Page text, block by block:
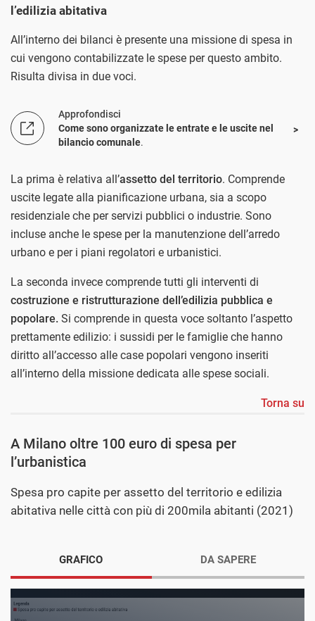
l’edilizia abitativa
All’interno dei bilanci è presente una missione di spesa in
cui vengono contabilizzate le spese per questo ambito.
Risulta divisa in due voci.
Approfondisci
Come sono organizzate le entrate e le uscite nel
bilancio comunale.
La prima è relativa all’assetto del territorio. Comprende
uscite legate alla pianificazione urbana, sia a scopo
residenziale che per servizi pubblici o industrie. Sono
incluse anche le spese per la manutenzione dell’arredo
urbano e per i piani regolatori e urbanistici.
La seconda invece comprende tutti gli interventi di
costruzione e ristrutturazione dell’edilizia pubblica e
popolare. Si comprende in questa voce soltanto l’aspetto
prettamente edilizio: i sussidi per le famiglie che hanno
diritto all’accesso alle case popolari vengono inseriti
all’interno della missione dedicata alle spese sociali.
Torna su
A Milano oltre 100 euro di spesa per
l’urbanistica
Spesa pro capite per assetto del territorio e edilizia
abitativa nelle città con più di 200mila abitanti (2021)
GRAFICO DA SAPERE